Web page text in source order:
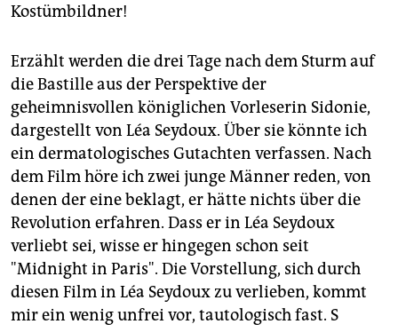
Kostümbildner!
Erzählt werden die drei Tage nach dem Sturm auf
die Bastille aus der Perspektive der
geheimnisvollen königlichen Vorleserin Sidonie,
dargestellt von Léa Seydoux. Über sie könnte ich
ein dermatologisches Gutachten verfassen. Nach
dem Film höre ich zwei junge Männer reden, von
denen der eine beklagt, er hätte nichts über die
Revolution erfahren. Dass er in Léa Seydoux
verliebt sei, wisse er hingegen schon seit
"Midnight in Paris". Die Vorstellung, sich durch
diesen Film in Léa Seydoux zu verlieben, kommt
mir ein wenig unfrei vor, tautologisch fast. S